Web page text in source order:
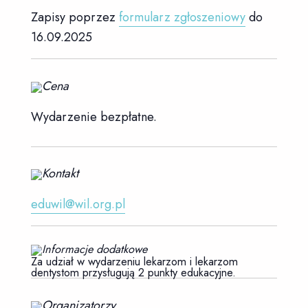
Zapisy poprzez formularz zgłoszeniowydo
16.09.2025
Cena
Wydarzenie bezpłatne.
Kontakt
eduwil@wil.org.pl
Informacje dodatkowe
Za udział w wydarzeniu lekarzom i lekarzom
dentystom przysługują 2 punkty edukacyjne.